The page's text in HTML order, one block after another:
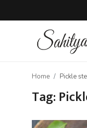
Home Pickle
Tag: